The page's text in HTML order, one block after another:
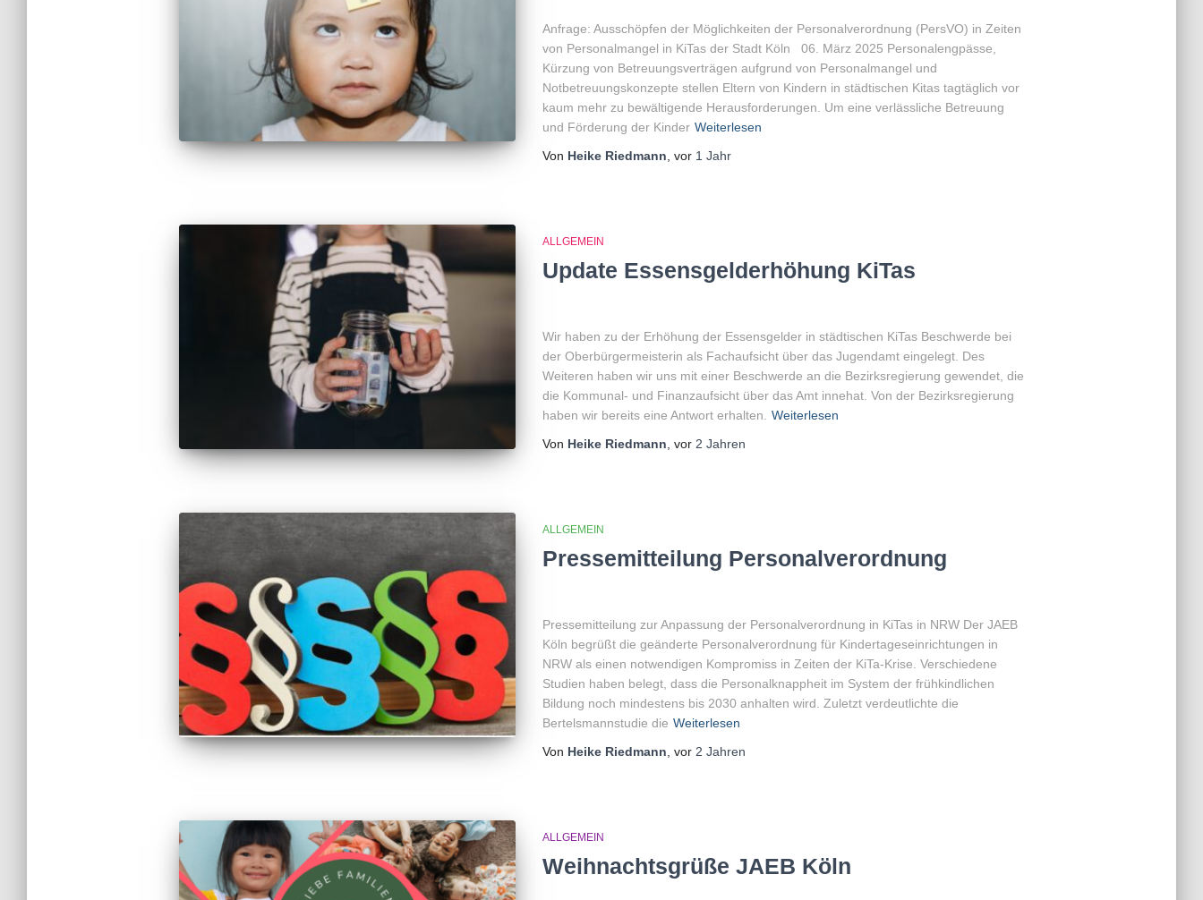
Anfrage: Ausschöpfen der Möglichkeiten der Personalverordnung (PersVO) in Zeiten
von Personalmangel in KiTas der Stadt Köln 06. März 2025 Personalengpässe,
Kürzung von Betreuungsverträgen aufgrund von Personalmangel und
Notbetreuungskonzepte stellen Eltern von Kindern in städtischen Kitas tagtäglich vor
kaum mehr zu bewältigende Herausforderungen. Um eine verlässliche Betreuung
und Förderung der Kinder Weiterlesen
Von Heike Riedmann , vor 1 Jahr
ALLGEMEIN
Update Essensgelderhöhung KiTas
Wir haben zu der Erhöhung der Essensgelder in städtischen KiTas Beschwerde bei
der Oberbürgermeisterin als Fachaufsicht über das Jugendamt eingelegt. Des
Weiteren haben wir uns mit einer Beschwerde an die Bezirksregierung gewendet, die
die Kommunal- und Finanzaufsicht über das Amt innehat. Von der Bezirksregierung
haben wir bereits eine Antwort erhalten.
Weiterlesen
Von Heike Riedmann , vor 2 Jahren
ALLGEMEIN
Pressemitteilung Personalverordnung
Pressemitteilung zur Anpassung der Personalverordnung in KiTas in NRW Der JAEB
Köln begrüßt die geänderte Personalverordnung für Kindertageseinrichtungen in
NRW als einen notwendigen Kompromiss in Zeiten der KiTa-Krise. Verschiedene
Studien haben belegt, dass die Personalknappheit im System der frühkindlichen
Bildung noch mindestens bis 2030 anhalten wird. Zuletzt verdeutlichte die
Bertelsmannstudie die Weiterlesen
Von Heike Riedmann , vor 2 Jahren
ALLGEMEIN
Weihnachtsgrüße JAEB Köln